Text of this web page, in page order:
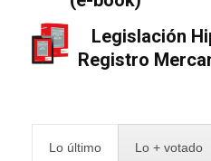
Legislación
Registro
Lo último Lo + votado